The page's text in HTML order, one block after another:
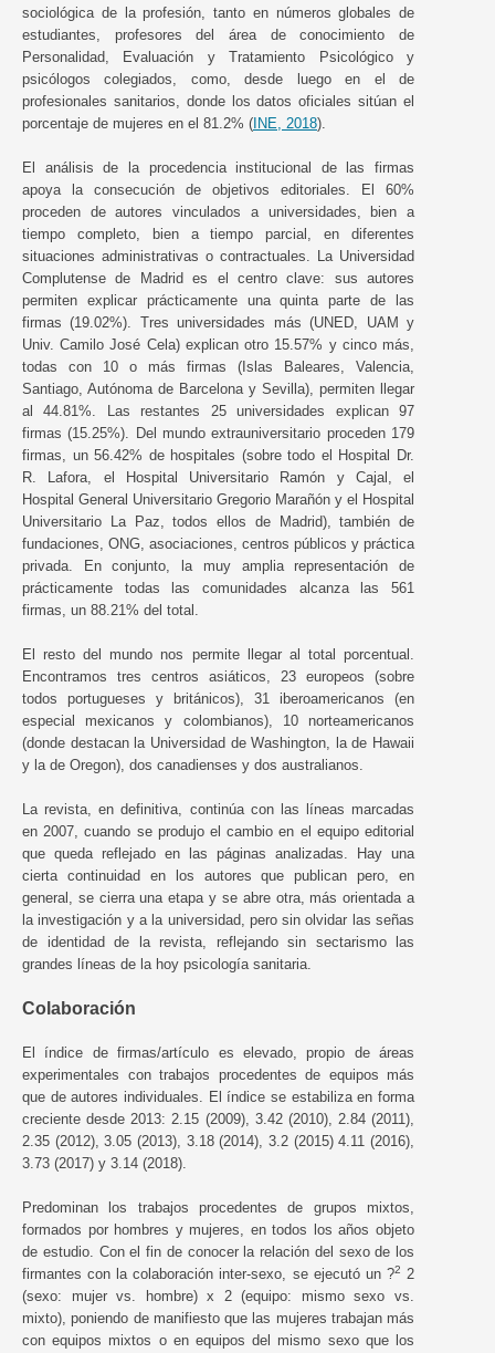
sociológica de la profesión, tanto en números globales de
estudiantes, profesores del área de conocimiento de
Personalidad, Evaluación y Tratamiento Psicológico y
psicólogos colegiados, como, desde luego en el de
profesionales sanitarios, donde los datos oficiales sitúan el
porcentaje de mujeres en el 81.2% ( INE, 2018).
El análisis de la procedencia institucional de las firmas
apoya la consecución de objetivos editoriales. El 60%
proceden de autores vinculados a universidades, bien a
tiempo completo, bien a tiempo parcial, en diferentes
situaciones administrativas o contractuales. La Universidad
Complutense de Madrid es el centro clave: sus autores
permiten explicar prácticamente una quinta parte de las
firmas (19.02%). Tres universidades más (UNED, UAM y
Univ. Camilo José Cela) explican otro 15.57% y cinco más,
todas con 10 o más firmas (Islas Baleares, Valencia,
Santiago, Autónoma de Barcelona y Sevilla), permiten llegar
al 44.81%. Las restantes 25 universidades explican 97
firmas (15.25%). Del mundo extrauniversitario proceden 179
firmas, un 56.42% de hospitales (sobre todo el Hospital Dr.
R. Lafora, el Hospital Universitario Ramón y Cajal, el
Hospital General Universitario Gregorio Marañón y el Hospital
Universitario La Paz, todos ellos de Madrid), también de
fundaciones, ONG, asociaciones, centros públicos y práctica
privada. En conjunto, la muy amplia representación de
prácticamente todas las comunidades alcanza las 561
firmas, un 88.21% del total.
El resto del mundo nos permite llegar al total porcentual.
Encontramos tres centros asiáticos, 23 europeos (sobre
todos portugueses y británicos), 31 iberoamericanos (en
especial mexicanos y colombianos), 10 norteamericanos
(donde destacan la Universidad de Washington, la de Hawaii
y la de Oregon), dos canadienses y dos australianos.
La revista, en definitiva, continúa con las líneas marcadas
en 2007, cuando se produjo el cambio en el equipo editorial
que queda reflejado en las páginas analizadas. Hay una
cierta continuidad en los autores que publican pero, en
general, se cierra una etapa y se abre otra, más orientada a
la investigación y a la universidad, pero sin olvidar las señas
de identidad de la revista, reflejando sin sectarismo las
grandes líneas de la hoy psicología sanitaria.
Colaboración
El índice de firmas/artículo es elevado, propio de áreas
experimentales con trabajos procedentes de equipos más
que de autores individuales. El índice se estabiliza en forma
creciente desde 2013: 2.15 (2009), 3.42 (2010), 2.84 (2011),
2.35 (2012), 3.05 (2013), 3.18 (2014), 3.2 (2015) 4.11 (2016),
3.73 (2017) y 3.14 (2018).
Predominan los trabajos procedentes de grupos mixtos,
formados por hombres y mujeres, en todos los años objeto
de estudio. Con el fin de conocer la relación del sexo de los
firmantes con la colaboración inter-sexo, se ejecutó un ?2 2
(sexo: mujer vs. hombre) x 2 (equipo: mismo sexo vs.
mixto), poniendo de manifiesto que las mujeres trabajan más
con equipos mixtos o en equipos del mismo sexo que los